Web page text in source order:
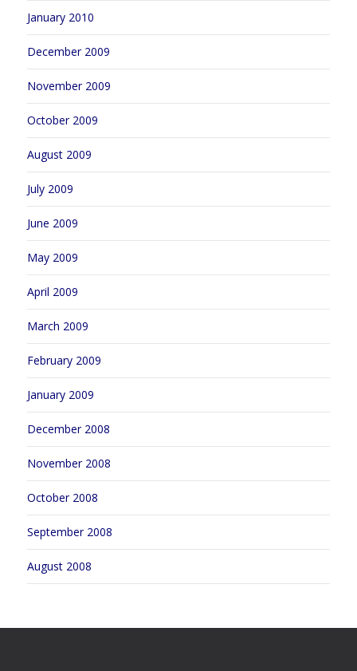
January 2010
December 2009
November 2009
October 2009
August 2009
July 2009
June 2009
May 2009
April 2009
March 2009
February 2009
January 2009
December 2008
November 2008
October 2008
September 2008
August 2008